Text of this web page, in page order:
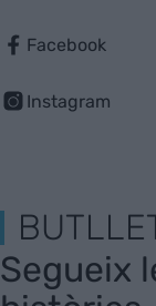
Facebook
Instagram
Segueix